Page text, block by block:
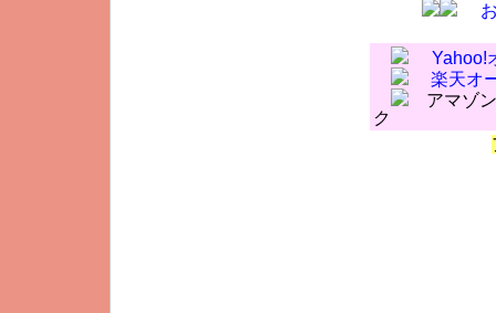
Yahoo!
楽天オ
アマゾン
ク